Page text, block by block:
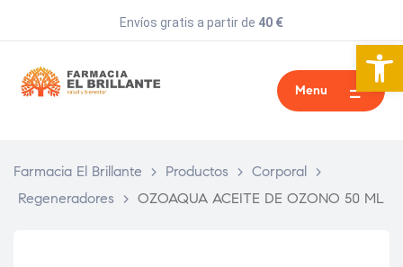
Abrir
Envíos gratis a partir de 40 €
Menu
Farmacia El Brillante > Productos > Corporal >
Regeneradores
> OZOAQUA ACEITE DE OZONO 50 ML